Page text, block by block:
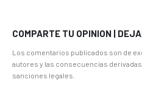
COMPARTE TU OPINION |
Los comentarios publicados son de
autores y las consecuencias
sanciones legales.